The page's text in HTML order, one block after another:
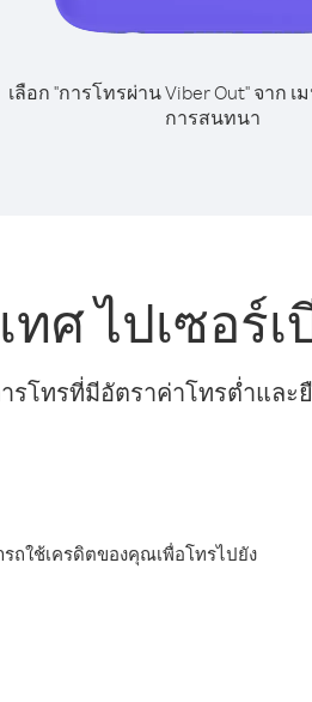
เลือก "การโทรผ่าน Viber Out" จาก
การสนทนา
ศ ไปเซอร์เ
รโทรที่มีอัตราค่าโทรต่ำและ
ถใช้เครดิตของคุณเพื่อโทรไปยัง